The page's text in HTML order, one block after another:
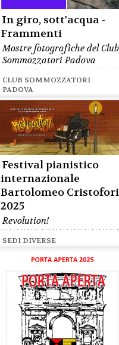
In giro, sott'acqua -
Frammenti
Mostre fotografiche del Club
Sommozzatori Padova
CLUB SOMMOZZATORI
PADOVA
Festival pianistico
internazionale
Bartolomeo Cristofori
2025
Revolution!
SEDI DIVERSE